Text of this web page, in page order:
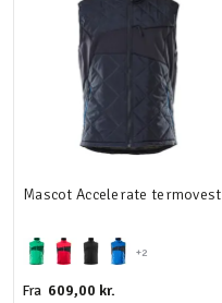
+2
Mascot Accelerate termovest
Fra 609,00 kr.